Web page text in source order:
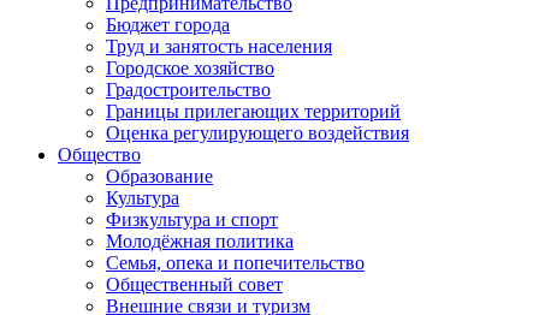
Бюджет города
Труд и занятость населения
Городское хозяйство
Градостроительство
Границы прилегающих территорий
Оценка регулирующего воздействия
Общество
Образование
Культура
Физкультура и спорт
Молодёжная политика
Семья, опека и попечительство
Общественный совет
Внешние связи и туризм